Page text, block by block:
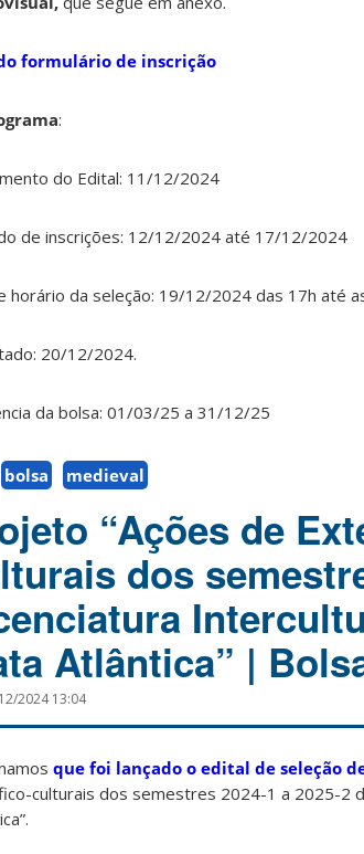
formulário de inscrição
:
do Edital: 11/12/2024
de inscrições: 12/12/2024 até 17/12/2024
horário da seleção: 19/12/2024 das 17h até
20/12/2024.
da bolsa: 01/03/25 a 31/12/25
bolsa medieval
“Ações de
dos
Atlântica” |
2024 13:04
que foi lançado o edital de seleção
culturais dos semestres 2024-1 a 2025-2